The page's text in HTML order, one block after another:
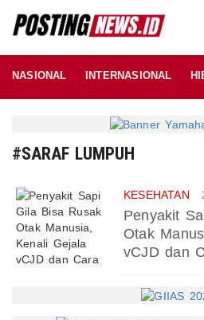
NASIONAL INTERNASIONAL
#SARAF LUMPUH
KESEHATAN
Penyakit
Otak
vCJD dan